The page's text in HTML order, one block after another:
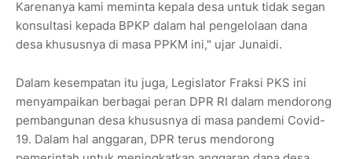
Karenanya kami meminta kepala desa untuk tidak segan
konsultasi kepada BPKP dalam hal pengelolaan dana
desa khususnya di masa PPKM ini," ujar Junaidi.
Dalam kesempatan itu juga, Legislator Fraksi PKS ini
menyampaikan berbagai peran DPR RI dalam mendorong
pembangunan desa khususnya di masa pandemi Covid-
19. Dalam hal anggaran, DPR terus mendorong